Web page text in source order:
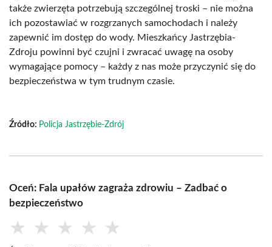
także zwierzęta potrzebują szczególnej troski – nie można
ich pozostawiać w rozgrzanych samochodach i należy
zapewnić im dostęp do wody. Mieszkańcy Jastrzębia-
Zdroju powinni być czujni i zwracać uwagę na osoby
wymagające pomocy – każdy z nas może przyczynić się do
bezpieczeństwa w tym trudnym czasie.
Źródło: Policja Jastrzębie-Zdrój
Oceń: Fala upałów zagraża zdrowiu – Zadbać o
bezpieczeństwo
★ ★ ★ ★ ★